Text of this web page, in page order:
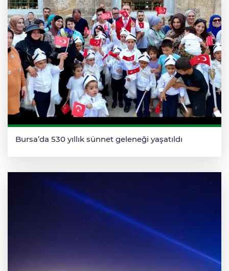
Bursa’da 530 yıllık sünnet geleneği yaşatıldı